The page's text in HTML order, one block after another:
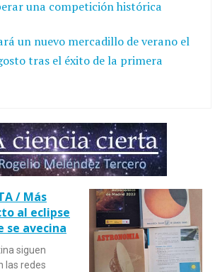
una competición histórica
un nuevo mercadillo de verano el
tras el éxito de la primera
/ Más
al eclipse
se avecina
siguen
las redes